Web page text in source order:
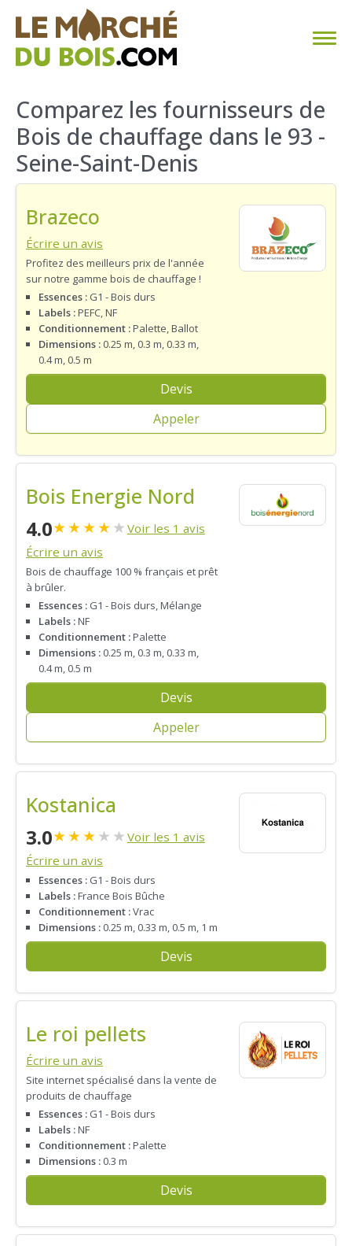
CHAUFFAGE AU BOIS
FAQ
CALCULER SA CONSOMMATION
TROUVER SON FOURNISSEUR
BLOG
ESPACE PRO
Comparez les fournisseurs de
Bois de chauffage dans le 93 -
Seine-Saint-Denis
Brazeco
Écrire un avis
Profitez des meilleurs prix de l'année
sur notre gamme bois de chauffage !
Essences : G1 - Bois durs
Labels :PEFC, NF
Conditionnement :Palette, Ballot
Dimensions : 0.25 m, 0.3 m, 0.33 m,
0.4 m, 0.5 m
Devis
Appeler
Bois Energie Nord
4.0★★★★★ Voir les 1 avis
Écrire un avis
Bois de chauffage 100 % français et prêt
à brûler.
Essences : G1 - Bois durs, Mélange
Labels :NF
Conditionnement :Palette
Dimensions : 0.25 m, 0.3 m, 0.33 m,
0.4 m, 0.5 m
Devis
Appeler
Kostanica
3.0★★★★ ★ Voir les 1 avis
Écrire un avis
Essences : G1 - Bois durs
Labels :France Bois Bûche
Conditionnement :Vrac
Dimensions : 0.25 m, 0.33 m, 0.5 m, 1 m
Devis
Le roi pellets
Écrire un avis
Site internet spécialisé dans la vente de
produits de chauffage
Essences : G1 - Bois durs
Labels :NF
Conditionnement :Palette
Dimensions : 0.3 m
Devis